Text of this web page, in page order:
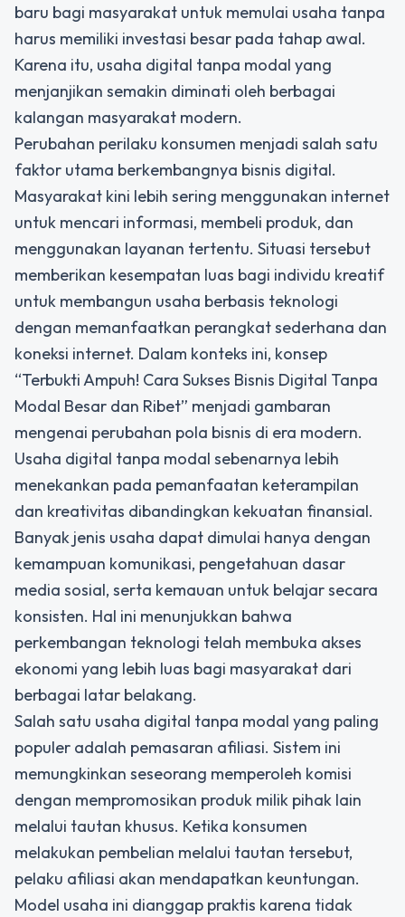
baru bagi masyarakat untuk memulai usaha tanpa
harus memiliki investasi besar pada tahap awal.
Karena itu, usaha digital tanpa modal yang
menjanjikan semakin diminati oleh berbagai
kalangan masyarakat modern.
Perubahan perilaku konsumen menjadi salah satu
faktor utama berkembangnya bisnis digital.
Masyarakat kini lebih sering menggunakan internet
untuk mencari informasi, membeli produk, dan
menggunakan layanan tertentu. Situasi tersebut
memberikan kesempatan luas bagi individu kreatif
untuk membangun usaha berbasis teknologi
dengan memanfaatkan perangkat sederhana dan
koneksi internet. Dalam konteks ini, konsep
“Terbukti Ampuh! Cara Sukses Bisnis Digital Tanpa
Modal Besar dan Ribet” menjadi gambaran
mengenai perubahan pola bisnis di era modern.
Usaha digital tanpa modal sebenarnya lebih
menekankan pada pemanfaatan keterampilan
dan kreativitas dibandingkan kekuatan finansial.
Banyak jenis usaha dapat dimulai hanya dengan
kemampuan komunikasi, pengetahuan dasar
media sosial, serta kemauan untuk belajar secara
konsisten. Hal ini menunjukkan bahwa
perkembangan teknologi telah membuka akses
ekonomi yang lebih luas bagi masyarakat dari
berbagai latar belakang.
Salah satu usaha digital tanpa modal yang paling
populer adalah pemasaran afiliasi. Sistem ini
memungkinkan seseorang memperoleh komisi
dengan mempromosikan produk milik pihak lain
melalui tautan khusus. Ketika konsumen
melakukan pembelian melalui tautan tersebut,
pelaku afiliasi akan mendapatkan keuntungan.
Model usaha ini dianggap praktis karena tidak